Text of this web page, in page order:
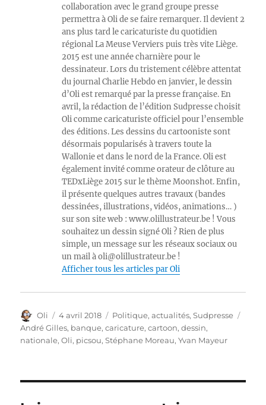
collaboration avec le grand groupe presse
permettra à Oli de se faire remarquer. Il devient 2
ans plus tard le caricaturiste du quotidien
régional La Meuse Verviers puis très vite Liège.
2015 est une année charnière pour le
dessinateur. Lors du tristement célèbre attentat
du journal Charlie Hebdo en janvier, le dessin
d’Oli est remarqué par la presse française. En
avril, la rédaction de l’édition Sudpresse choisit
Oli comme caricaturiste officiel pour l’ensemble
des éditions. Les dessins du cartooniste sont
désormais popularisés à travers toute la
Wallonie et dans le nord de la France. Oli est
également invité comme orateur de clôture au
TEDxLiège 2015 sur le thème Moonshot. Enfin,
il présente quelques autres travaux (bandes
dessinées, illustrations, vidéos, animations… )
sur son site web : www.olillustrateur.be ! Vous
souhaitez un dessin signé Oli ? Rien de plus
simple, un message sur les réseaux sociaux ou
un mail à oli@olillustrateur.be !
Afficher tous les articles par Oli
Auteur
Oli
Publié
le
4 avril 2018 Catégories
Politique, actualités,Sudpresse
André Gilles, banque,caricature,cartoon,dessin,
nationale,Oli, picsou,Stéphane Moreau,Yvan Mayeur